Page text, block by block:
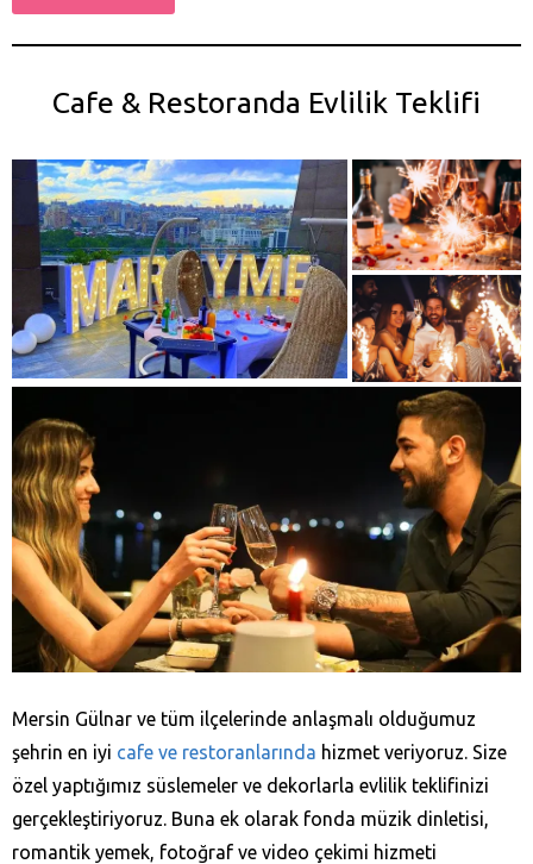
Cafe & Restoranda Evlilik Teklifi
Mersin Gülnar ve tüm ilçelerinde anlaşmalı olduğumuz
şehrin en iyi cafe ve restoranlarında hizmet veriyoruz. Size
özel yaptığımız süslemeler ve dekorlarla evlilik teklifinizi
gerçekleştiriyoruz. Buna ek olarak fonda müzik dinletisi,
romantik yemek, fotoğraf ve video çekimi hizmeti